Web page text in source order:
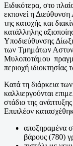
Ειδικότερα, στο
εκπονεί η
της κατοχής και
κατάλληλης
Υποδιεύθυνσης
των Τμημάτων
Μυλοποτάμου
περιοχή
Κατά τη διάρκεια
καλλιεργούνται
στάδιο της
Επιπλέον
αποξηραμένα
βάρους (780)